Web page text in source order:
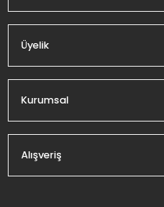
Üyelik
Kurumsal
Alışveriş